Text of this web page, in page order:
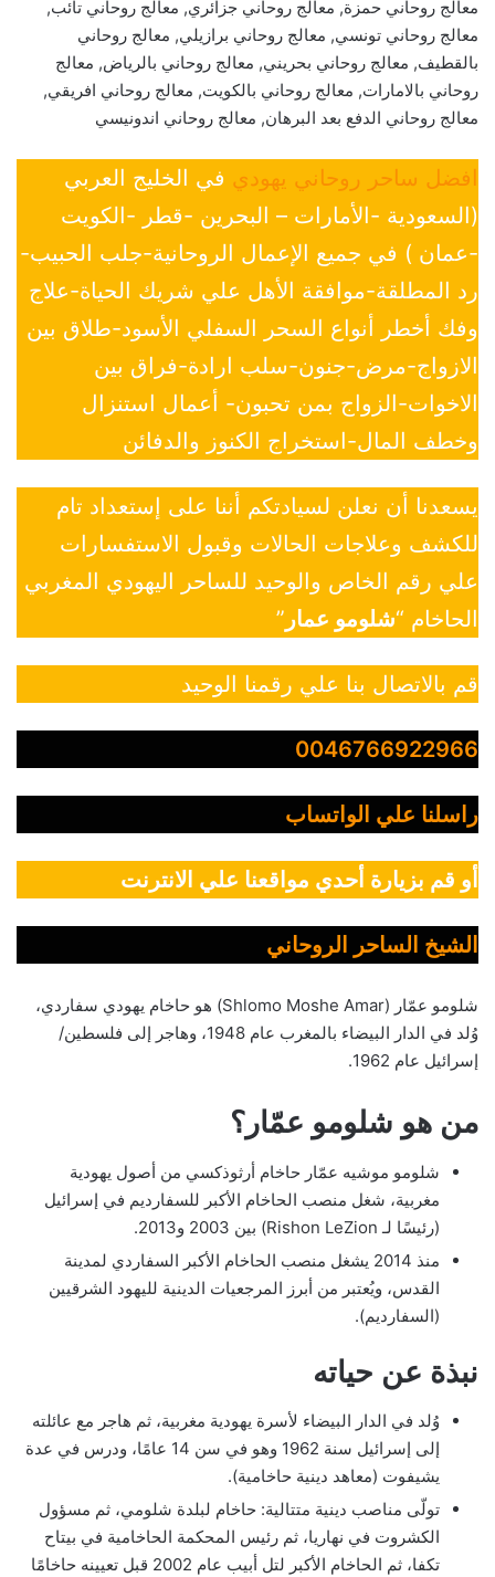
معالج روحاني حمزة, معالج روحاني جزائري, معالج روحاني تائب,
معالج روحاني تونسي, معالج روحاني برازيلي, معالج روحاني
بالقطيف, معالج روحاني بحريني, معالج روحاني بالرياض, معالج
روحاني بالامارات, معالج روحاني بالكويت, معالج روحاني افريقي,
معالج روحاني الدفع بعد البرهان, معالج روحاني اندونيسي
افضل ساحر روحاني يهودي في الخليج العربي
(السعودية -الأمارات – البحرين -قطر -الكويت
-عمان ) في جميع الإعمال الروحانية-جلب الحبيب-
رد المطلقة-موافقة الأهل علي شريك الحياة-علاج
وفك أخطر أنواع السحر السفلي الأسود-طلاق بين
الازواج-مرض-جنون-سلب ارادة-فراق بين
الاخوات-الزواج بمن تحبون- أعمال استنزال
وخطف المال-استخراج الكنوز والدفائن
يسعدنا أن نعلن لسيادتكم أننا على إستعداد تام
للكشف وعلاجات الحالات وقبول الاستفسارات
علي رقم الخاص والوحيد للساحر اليهودي المغربي
الحاخام “شلومو عمار ”
قم بالاتصال بنا علي رقمنا الوحيد
0046766922966
راسلنا علي الواتساب
أو قم بزيارة أحدي مواقعنا علي الانترنت
الشيخ الساحر الروحاني
شلومو عمّار (Shlomo Moshe Amar) هو حاخام يهودي سفاردي،
وُلد في الدار البيضاء بالمغرب عام 1948، وهاجر إلى فلسطين/
إسرائيل عام 1962.
من هو شلومو عمّار؟
شلومو موشيه عمّار حاخام أرثوذكسي من أصول يهودية
مغربية، شغل منصب الحاخام الأكبر للسفارديم في إسرائيل
(رئيسًا لـ Rishon LeZion) بين 2003 و2013.
منذ 2014 يشغل منصب الحاخام الأكبر السفاردي لمدينة
القدس، ويُعتبر من أبرز المرجعيات الدينية لليهود الشرقيين
(السفارديم).
نبذة عن حياته
وُلد في الدار البيضاء لأسرة يهودية مغربية، ثم هاجر مع عائلته
إلى إسرائيل سنة 1962 وهو في سن 14 عامًا، ودرس في عدة
يشيفوت (معاهد دينية حاخامية).
تولّى مناصب دينية متتالية: حاخام لبلدة شلومي، ثم مسؤول
الكشروت في نهاريا، ثم رئيس المحكمة الحاخامية في بيتاح
تكفا، ثم الحاخام الأكبر لتل أبيب عام 2002 قبل تعيينه حاخامًا